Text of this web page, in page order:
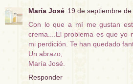
María José 19 de septiembre
Con lo que a mí me gustan
crema....El problema es que yo
mi perdición. Te han quedado
Un abrazo,
María José.
Responder